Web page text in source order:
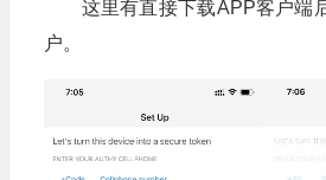
这里有直接下载APP客户端
户。